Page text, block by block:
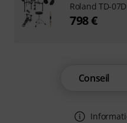
Conseil
Roland TD-
798 €